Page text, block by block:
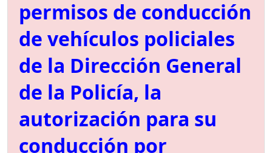
permisos de conducción
de vehículos policiales
de la Dirección General
de la Policía, la
autorización para su
conducción por